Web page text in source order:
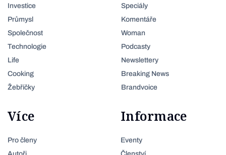
Investice
Průmysl
Společnost
Technologie
Life
Cooking
Žebříčky
Speciály
Komentáře
Woman
Podcasty
Newslettery
Breaking News
Brandvoice
Více
Pro členy
Informace
Eventy